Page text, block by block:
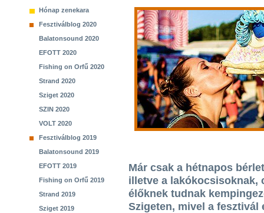
Hónap zenekara
Fesztiválblog 2020
Balatonsound 2020
EFOTT 2020
Fishing on Orfű 2020
Strand 2020
Sziget 2020
SZIN 2020
VOLT 2020
Fesztiválblog 2019
Balatonsound 2019
EFOTT 2019
Fishing on Orfű 2019
Strand 2019
Sziget 2019
Már csak a hétnapos
illetve a lakókocsisoknak,
élőknek tudnak
Szigeten, mivel a